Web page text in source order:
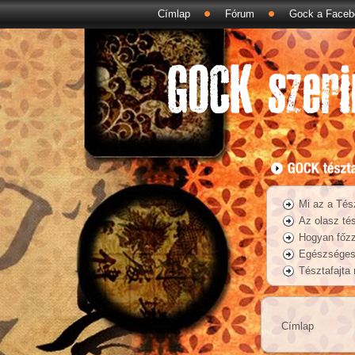
Címlap Fórum Gock a
Mi az a
Az olasz
Hogyan
Tésztafajta
Címlap